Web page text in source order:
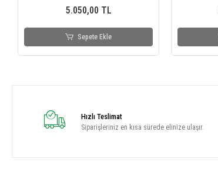
5.050,00 TL
Sepete Ekle
Hızlı Teslimat
Siparişleriniz en kısa sürede elinize ulaşır.